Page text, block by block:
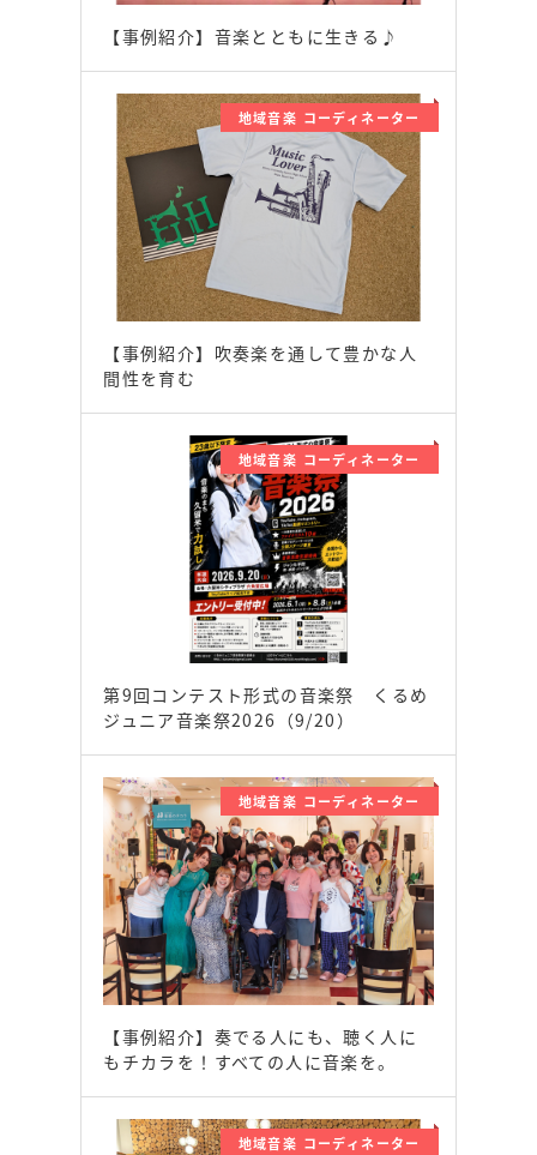
【事例紹介】音楽とともに生きる♪
地域音楽 コーディネーター
【事例紹介】吹奏楽を通して豊かな人
間性を育む
地域音楽 コーディネーター
第9回コンテスト形式の音楽祭 くるめ
ジュニア音楽祭2026（9/20）
地域音楽 コーディネーター
【事例紹介】奏でる人にも、聴く人に
もチカラを！すべての人に音楽を。
地域音楽 コーディネーター